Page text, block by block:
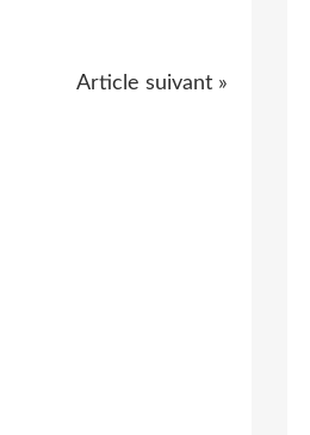
Article suivant »